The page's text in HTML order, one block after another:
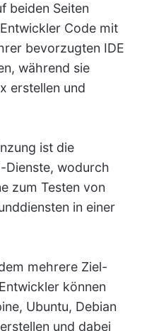
beiden Seiten
Code mit
bevorzugten IDE
während sie
erstellen und
ist die
Dienste, wodurch
zum Testen von
in einer
mehrere Ziel-
können
Ubuntu, Debian
und dabei